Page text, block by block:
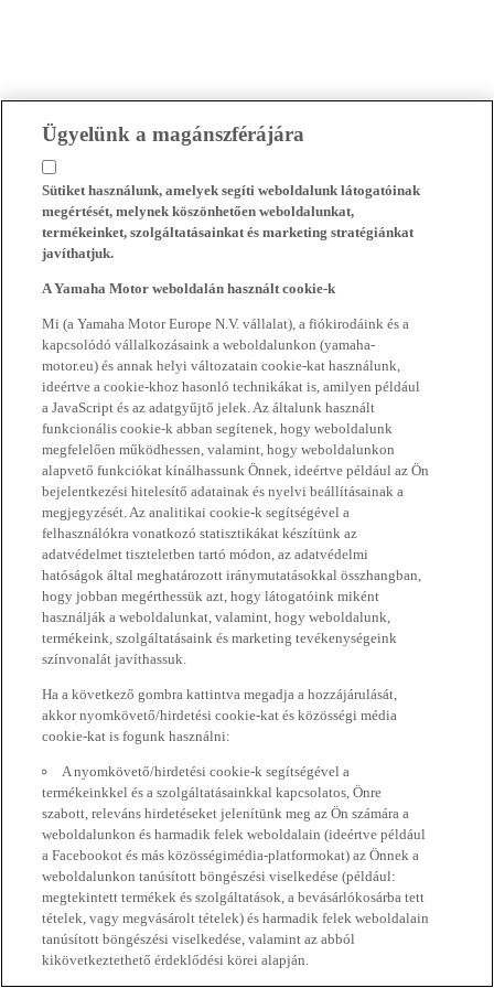
Ügyelünk a magánszférájára
Sütiket használunk, amelyek segíti weboldalunk látogatóinak
megértését, melynek köszönhetően weboldalunkat,
termékeinket, szolgáltatásainkat és marketing stratégiánkat
javíthatjuk.
A Yamaha Motor weboldalán használt cookie-k
Mi (a Yamaha Motor Europe N.V. vállalat), a fiókirodáink és a
kapcsolódó vállalkozásaink a weboldalunkon (yamaha-
motor.eu) és annak helyi változatain cookie-kat használunk,
ideértve a cookie-khoz hasonló technikákat is, amilyen például
a JavaScript és az adatgyűjtő jelek. Az általunk használt
funkcionális cookie-k abban segítenek, hogy weboldalunk
megfelelően működhessen, valamint, hogy weboldalunkon
alapvető funkciókat kínálhassunk Önnek, ideértve például az Ön
bejelentkezési hitelesítő adatainak és nyelvi beállításainak a
megjegyzését. Az analitikai cookie-k segítségével a
felhasználókra vonatkozó statisztikákat készítünk az
adatvédelmet tiszteletben tartó módon, az adatvédelmi
hatóságok által meghatározott iránymutatásokkal összhangban,
hogy jobban megérthessük azt, hogy látogatóink miként
használják a weboldalunkat, valamint, hogy weboldalunk,
termékeink, szolgáltatásaink és marketing tevékenységeink
színvonalát javíthassuk.
Ha a következő gombra kattintva megadja a hozzájárulását,
akkor nyomkövető/hirdetési cookie-kat és közösségi média
cookie-kat is fogunk használni:
A nyomkövető/hirdetési cookie-k segítségével a
termékeinkkel és a szolgáltatásainkkal kapcsolatos, Önre
szabott, releváns hirdetéseket jelenítünk meg az Ön számára a
weboldalunkon és harmadik felek weboldalain (ideértve például
a Facebookot és más közösségimédia-platformokat) az Önnek a
weboldalunkon tanúsított böngészési viselkedése (például:
megtekintett termékek és szolgáltatások, a bevásárlókosárba tett
tételek, vagy megvásárolt tételek) és harmadik felek weboldalain
tanúsított böngészési viselkedése, valamint az abból
kikövetkeztethető érdeklődési körei alapján.